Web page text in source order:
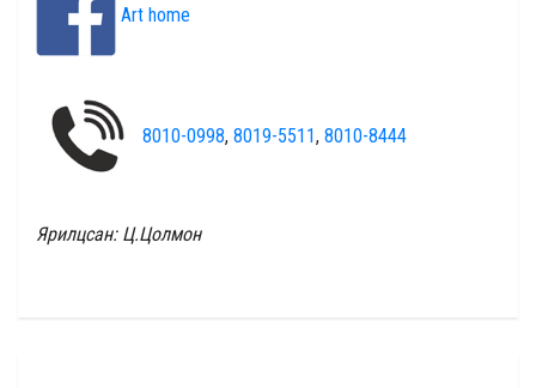
Art home
8010-0998, 8019-5511, 8010-8444
Ярилцсан: Ц.Цолмон